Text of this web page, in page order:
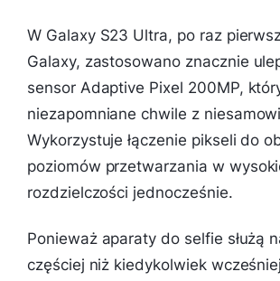
W Galaxy S23 Ultra, po raz
Galaxy, zastosowano znacznie
sensor Adaptive Pixel 200MP,
niezapomniane chwile z
Wykorzystuje łączenie pikseli do
poziomów przetwarzania w
rozdzielczości jednocześnie.
Ponieważ aparaty do selfie służą
częściej niż kiedykolwiek